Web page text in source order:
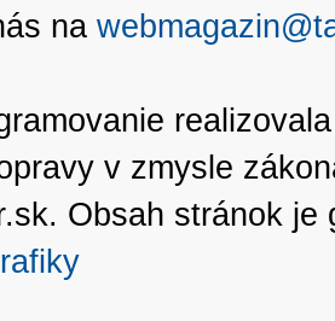
na
v zmysle
Obsah stránok